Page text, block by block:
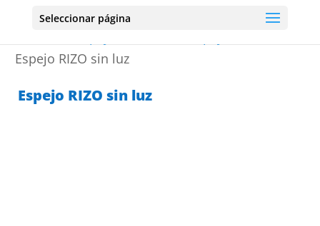
Seleccionar página
Espejo RIZO sin luz
Espejo RIZO sin luz